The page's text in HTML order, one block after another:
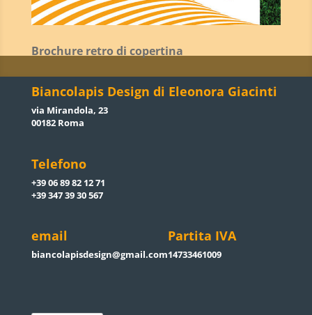
Brochure retro di copertina
Biancolapis Design di Eleonora Giacinti
via Mirandola, 23
00182 Roma
Telefono
+39 06 89 82 12 71
+39 347 39 30 567
email
biancolapisdesign@gmail.com
Partita IVA
14733461009